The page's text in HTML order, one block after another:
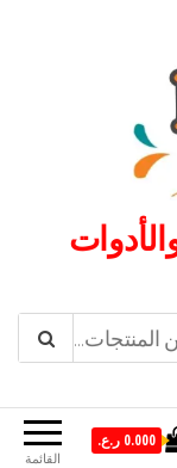
القائمة
0.000 ر.ع.